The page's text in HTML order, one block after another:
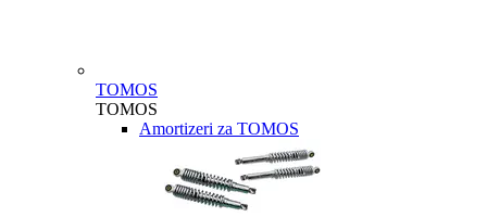
TOMOS
TOMOS
Amortizeri za TOMOS